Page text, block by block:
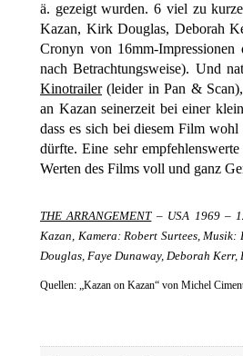
ä. gezeigt wurden. 6 viel zu
Kazan, Kirk Douglas, Deborah
Cronyn von 16mm-
nach Betrachtungsweise). Und
Kinotrailer(leider in Pan & Scan),
an Kazan seinerzeit bei einer
dass es sich bei diesem Film wohl
dürfte. Eine sehr
Werten des Films voll und ganz
THE ARRANGEMENT– USA 1969 –
Kazan, Kamera: Robert Surtees,
Douglas, Faye Dunaway, Deborah
Quellen: „Kazan on Kazan“ von Michel